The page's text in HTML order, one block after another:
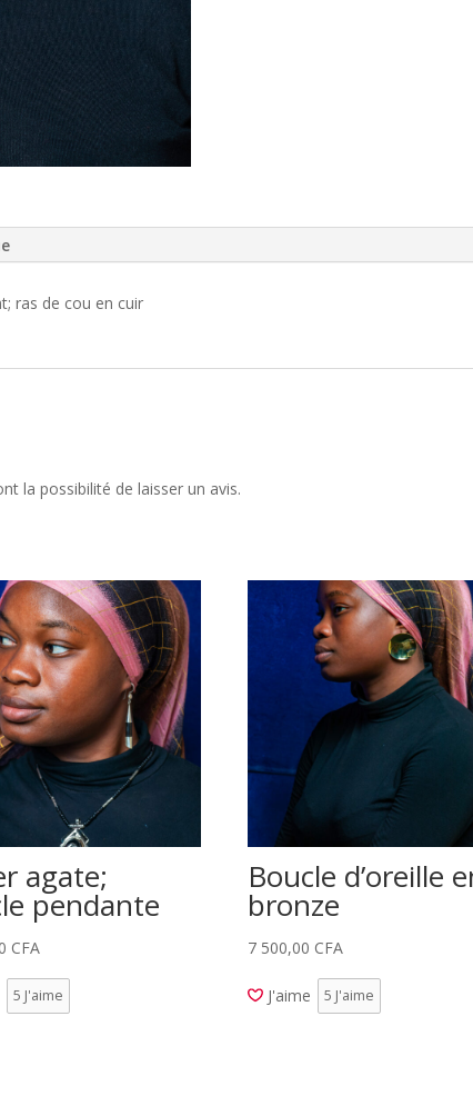
ras de cou en cuir
la possibilité de laisser un avis.
agate;
pendante
CFA
5 J'aime
Boucle d’oreille
bronze
7 500,00 CFA
J'aime 5 J'aime